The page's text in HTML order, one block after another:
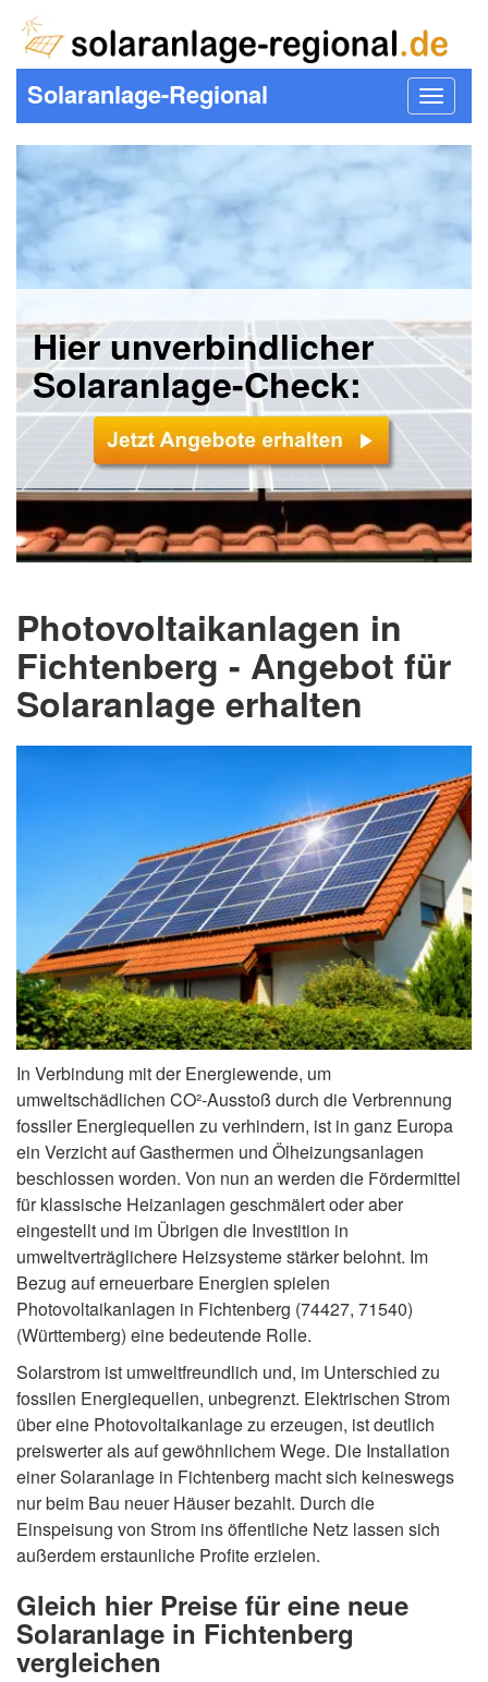
Toggle
Solaranlage-Regional
Hier unverbindlicher
Solaranlage-Check:
Photovoltaikanlagen in
Fichtenberg - Angebot für
Solaranlage erhalten
In Verbindung mit der Energiewende, um
umweltschädlichen CO²-Ausstoß durch die Verbrennung
fossiler Energiequellen zu verhindern, ist in ganz Europa
ein Verzicht auf Gasthermen und Ölheizungsanlagen
beschlossen worden. Von nun an werden die Fördermittel
für klassische Heizanlagen geschmälert oder aber
eingestellt und im Übrigen die Investition in
umweltverträglichere Heizsysteme stärker belohnt. Im
Bezug auf erneuerbare Energien spielen
Photovoltaikanlagen in Fichtenberg (74427, 71540)
(Württemberg) eine bedeutende Rolle.
Solarstrom ist umweltfreundlich und, im Unterschied zu
fossilen Energiequellen, unbegrenzt. Elektrischen Strom
über eine Photovoltaikanlage zu erzeugen, ist deutlich
preiswerter als auf gewöhnlichem Wege. Die Installation
einer Solaranlage in Fichtenberg macht sich keineswegs
nur beim Bau neuer Häuser bezahlt. Durch die
Einspeisung von Strom ins öffentliche Netz lassen sich
außerdem erstaunliche Profite erzielen.
Gleich hier Preise für eine neue
Solaranlage in Fichtenberg
vergleichen